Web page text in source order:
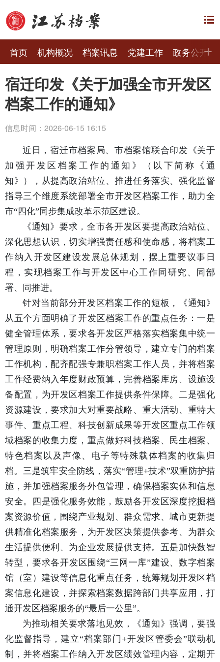
首页 机构概况 档案讯息 党建工作 政务公开
宿迁印发《关于加强全市开发区
档案工作的通知》
信息时间：2026-06-15 16:15
近日，宿迁市档案局、市档案馆联合印发《关于
加强开发区档案工作的通知》（以下简称《通
知》），从提高政治站位、推进任务落实、强化监督
指导三个维度系统部署全市开发区档案工作，助力全
市“四化”同步集成改革示范区建设。
《通知》要求，全市各开发区要提高政治站位、
深化思想认识，切实增强责任感和使命感，将档案工
作纳入开发区建设发展总体规划，摆上重要议事日
程，实现档案工作与开发区中心工作同研究、同部
署、同推进。
针对当前部分开发区档案工作的短板，《通知》
从五个方面明确了开发区档案工作的重点任务：一是
健全管理体系，要求各开发区严格落实档案集中统一
管理原则，明确档案工作分管领导，建立专门的档案
工作机构，配齐配强专兼职档案工作人员，并将档案
工作经费纳入年度财政预算，完善档案库房、设施设
备配置，为开发区档案工作提供条件保障。二是强化
资源建设，要求加大对重要战略、重大活动、重特大
事件、重点工程、科技创新成果等开发区重点工作领
域档案的收集力度，重点做好科技档案、民生档案、
特色档案以及声像、电子等特殊载体档案的收集归
档。三是筑牢安全防线，落实“管理+技术”双重防护措
施，并加强档案服务外包管理，确保档案实体和信息
安全。四是强化服务效能，鼓励各开发区深度挖掘档
案资源价值，围绕产业规划、群众需求、城市更新提
供精准化档案服务，为开发区决策提供参考、为群众
生活提供便利、为企业发展提供支持。五是加快数智
转型，要求各开发区围绕“三网一库”建设、数字档案
馆（室）建设等信息化重点任务，统筹规划开发区档
案信息化建设，并探索档案数据跨部门共享应用，打
通开发区档案服务的“最后一公里”。
为推动相关要求落地见效，《通知》强调，要强
化监督指导，建立“档案部门+开发区管委会”联动机
制，并将档案工作纳入开发区绩效管理内容，定期开